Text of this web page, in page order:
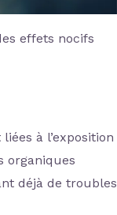
effets nocifs
à l’exposition
organiques
déjà de troubles